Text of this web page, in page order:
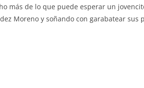
más de lo que puede esperar un
Moreno y soñando con garabatear sus